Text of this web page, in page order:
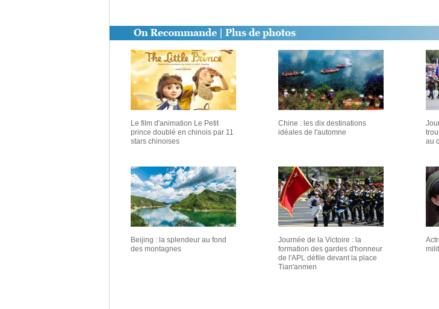
Le film d'animation Le Petit
prince doublé en chinois par 11
stars chinoises
Chine : les dix destinations
idéales de l'automne
au
Beijing : la splendeur au fond
des montagnes
Journée de la Victoire : la
formation des gardes d'honneur
de l'APL défile devant la place
Tian'anmen